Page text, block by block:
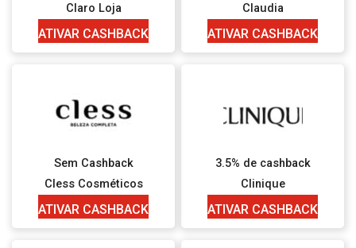
Claro Loja
ATIVAR CASHBACK
Claudia
ATIVAR CASHBACK
Sem Cashback
Cless Cosméticos
ATIVAR CASHBACK
3.5% de cashback
Clinique
ATIVAR CASHBACK